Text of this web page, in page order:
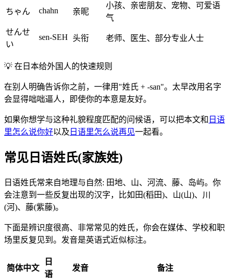
ちゃん chahn 亲昵
小孩、亲密朋友、宠物、可爱语
气
せんせ
い
sen-SEH 头衔 老师、医生、部分专业人士
💡 在日本给外国人的快速规则
在别人明确告诉你之前，一律用"姓氏 + -san"。太早改用名字
会显得咄咄逼人，即使你的本意是友好。
如果你想学与这种礼貌程度匹配的问候语，可以把本文和 日语
里怎么说你好以及 日语里怎么说再见一起看。
常见日语姓氏(家族姓)
日语姓氏常来自地理与自然: 田地、山、河流、藤、岛屿。你
会注意到一些反复出现的汉字，比如田(稻田)、山(山)、川
(河)、藤(紫藤)。
下面是辨识度很高、非常常见的姓氏，你会在媒体、学校和职
场里反复见到。发音是英语式近似标注。
简体中文
日
语
发音 备注